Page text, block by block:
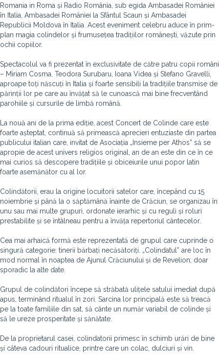
Romania in Roma și Radio România, sub egida Ambasadei României
în Italia, Ambasadei României la Sfântul Scaun și Ambasadei
Republicii Moldova în Italia. Acest eveniment celebru aduce în prim-
plan magia colindelor și frumusețea tradițiilor românești, văzute prin
ochii copiilor.
Spectacolul va fi prezentat în exclusivitate de către patru copii români
– Miriam Cosma, Teodora Surubaru, Ioana Videa și Stefano Gravelli,
aproape toți născuți în Italia și foarte sensibili la tradițiile transmise de
părinții lor pe care au învățat să le cunoască mai bine frecventând
parohiile și cursurile de limbă română.
La nouă ani de la prima ediție, acest Concert de Colinde care este
foarte așteptat, continuă să primească aprecieri entuziaste din partea
publicului italian care, invitat de Asociația „Insieme per Athos” să se
apropie de acest univers religios original, an de an este din ce în ce
mai curios să descopere tradițiile și obiceiurile unui popor latin
foarte asemănător cu al lor.
Colindătorii, erau la origine locuitorii satelor care, începând cu 15
noiembrie și până la o săptămână înainte de Crăciun, se organizau în
unu sau mai multe grupuri, ordonate ierarhic și cu reguli și roluri
prestabilite și se întâlneau pentru a învăța repertoriul cântecelor.
Cea mai arhaică formă este reprezentată de grupul care cuprinde o
singură categorie: tinerii bărbați necăsătoriți. „Colindatul” are loc în
mod normal în noaptea de Ajunul Crăciunului și de Revelion; doar
sporadic la alte date.
Grupul de colindători începe să străbată ulițele satului imediat după
apus, terminând ritualul în zori. Sarcina lor principală este să treacă
pe la toate familiile din sat, să cânte un număr variabil de colinde și
să le ureze prosperitate și sănătate.
De la proprietarul casei, colindatorii primesc în schimb urări de bine
și câteva cadouri ritualice, printre care un colac, dulciuri și vin.